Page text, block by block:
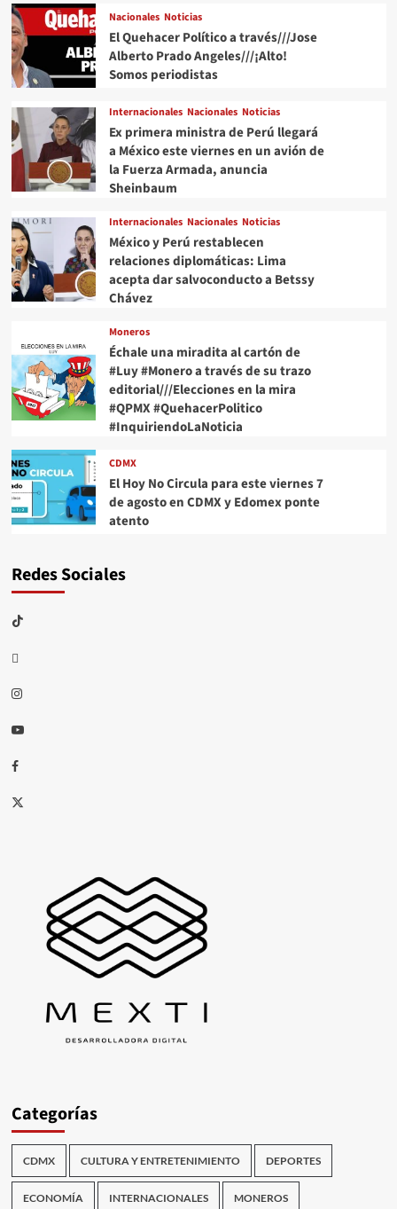
Nacionales Noticias
El Quehacer Político a través///Jose
Alberto Prado Angeles///¡Alto!
Somos periodistas
Internacionales Nacionales Noticias
Ex primera ministra de Perú llegará
a México este viernes en un avión de
la Fuerza Armada, anuncia
Sheinbaum
Internacionales Nacionales Noticias
México y Perú restablecen
relaciones diplomáticas: Lima
acepta dar salvoconducto a Betssy
Chávez
Moneros
Échale una miradita al cartón de
#Luy #Monero a través de su trazo
editorial///Elecciones en la mira
#QPMX #QuehacerPolitico
#InquiriendoLaNoticia
CDMX
El Hoy No Circula para este viernes 7
de agosto en CDMX y Edomex ponte
atento
Redes Sociales
TikTok
threads
Instagram
Youtube
Facebook
X
Categorías
CDMX CULTURA Y ENTRETENIMIENTO DEPORTES
ECONOMÍA INTERNACIONALES MONEROS